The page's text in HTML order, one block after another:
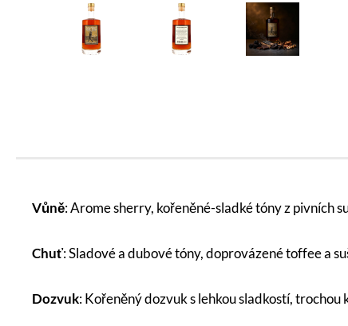
Vůně: Arome sherry, kořeněné-sladké tóny z pivních
Chuť: Sladové a dubové tóny, doprovázené toffee a
Dozvuk: Kořeněný dozvuk s lehkou sladkostí, trochou